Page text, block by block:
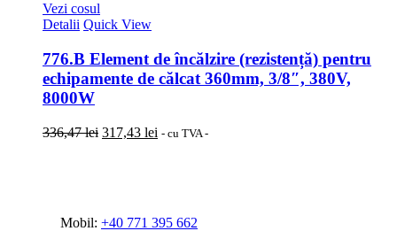
Vezi cosul
Detalii Quick View
776.B Element de încălzire (rezistență) pentru
echipamente de călcat 360mm, 3/8″, 380V,
8000W
336,47lei Prețul
317,43 lei Prețul
- cu TVA -
Mobil: +40 771 395 662